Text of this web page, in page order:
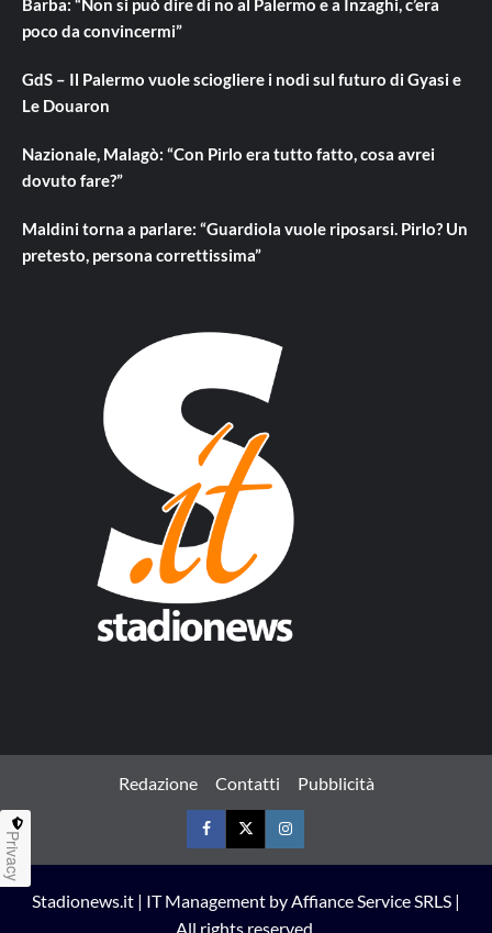
Barba: “Non si può dire di no al Palermo e a Inzaghi, c’era
poco da convincermi”
GdS – Il Palermo vuole sciogliere i nodi sul futuro di Gyasi e
Le Douaron
Nazionale, Malagò: “Con Pirlo era tutto fatto, cosa avrei
dovuto fare?”
Maldini torna a parlare: “Guardiola vuole riposarsi. Pirlo? Un
pretesto, persona correttissima”
Redazione Contatti Pubblicità
FacebookTwitterInstagram
Stadionews.it | IT Management by Affiance Service SRLS |
All rights reserved.
Privacy